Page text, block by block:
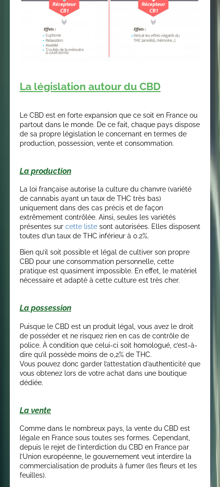
La législation autour du CBD
Le CBD est en forte expansion que ce soit en France ou
partout dans le monde. De ce fait, chaque pays dispose
de sa propre législation le concernant en termes de
production, possession, vente et consommation.
La production
La loi française autorise la culture du chanvre (variété
de cannabis ayant un taux de THC très bas)
uniquement dans des cas précis et de façon
extrêmement contrôlée. Ainsi, seules les variétés
présentes sur cette liste sont autorisées. Elles disposent
toutes d’un taux de THC inférieur à 0.2%.
Bien qu’il soit possible et légal de cultiver son propre
CBD pour une consommation personnelle, cette
pratique est quasiment impossible. En effet, le matériel
nécessaire et adapté à cette culture est très cher.
La possession
Puisque le CBD est un produit légal, vous avez le droit
de posséder et ne risquez rien en cas de contrôle de
police. À condition que celui-ci soit homologué, c’est-à-
dire qu’il possède moins de 0,2% de THC.
Vous pouvez donc garder l’attestation d’authenticité que
vous obtenez lors de votre achat dans une boutique
dédiée.
La vente
Comme dans le nombreux pays, la vente du CBD est
légale en France sous toutes ses formes. Cependant,
depuis le rejet de l’interdiction du CBD en France par
l’Union européenne, le gouvernement veut interdire la
commercialisation de produits à fumer (les fleurs et les
feuilles).